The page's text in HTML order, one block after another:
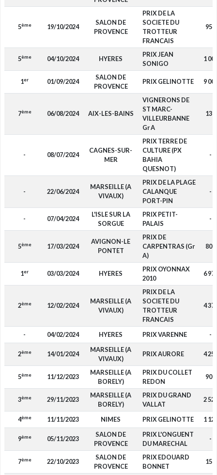
5ème 19/10/2024
SALON DE
PROVENCE
PRIX DE LA
SOCIETE DU
TROTTEUR
FRANCAIS
950
5ème 04/10/2024 HYERES
PRIX JEAN
SONIGO
1
1er 01/09/2024
SALON DE
PROVENCE
PRIX GELINOTTE 9
7ème 06/08/2024 AIX-LES-BAINS
VIGNERONS DE
ST MARC-
VILLEURBANNE
Gr A
130
- 08/07/2024
CAGNES-SUR-
MER
PRIX TERRE DE
CULTURE (PX
BAHIA
QUESNOT)
-
- 22/06/2024
MARSEILLE (A
VIVAUX)
PRIX DE LA PLAGE
CALANQUE
PORT-PIN
-
- 07/04/2024
L'ISLE SUR LA
SORGUE
PRIX PETIT-
PALAIS
-
5ème 17/03/2024
AVIGNON-LE
PONTET
PRIX DE
CARPENTRAS (Gr
A)
800
1er 03/03/2024 HYERES
PRIX OYONNAX
2010
6
2ème 12/02/2024
MARSEILLE (A
VIVAUX)
PRIX DE LA
SOCIETE DU
TROTTEUR
FRANCAIS
4
- 04/02/2024 HYERES PRIX VARENNE -
2ème 14/01/2024
MARSEILLE (A
VIVAUX)
PRIX AURORE 4
5ème 11/12/2023
MARSEILLE (A
BORELY)
PRIX DU COLLET
REDON
900
3ème 29/11/2023
MARSEILLE (A
BORELY)
PRIX DU GRAND
VALLAT
2
4ème 11/11/2023 NIMES PRIX GELINOTTE 1
9ème 05/11/2023
SALON DE
PROVENCE
PRIX L'ONGUENT
DU MARECHAL
-
7ème 22/10/2023
SALON DE
PROVENCE
PRIX EDOUARD
BONNET
150